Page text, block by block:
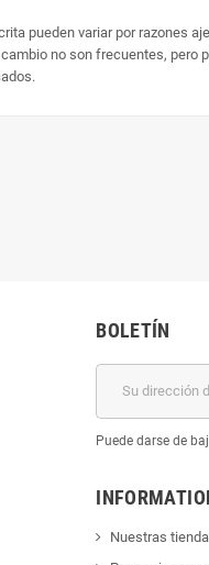
pueden variar por razones
no son frecuentes, pero
BOLETÍN
Puede darse de
Nuestras